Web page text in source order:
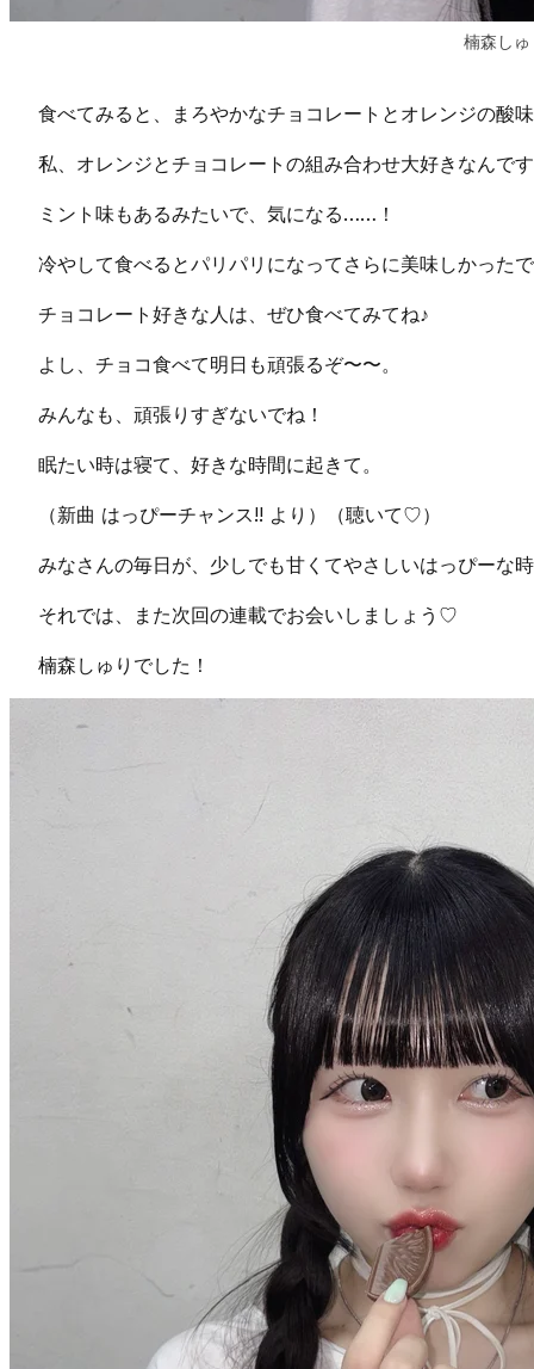
楠森しゅ
食べてみると、まろやかなチョコレートとオレンジの酸
私、オレンジとチョコレートの組み合わせ大好きなんで
ミント味もあるみたいで、気になる……！
冷やして食べるとパリパリになってさらに美味しかった
チョコレート好きな人は、ぜひ食べてみてね♪
よし、チョコ食べて明日も頑張るぞ〜〜。
みんなも、頑張りすぎないでね！
眠たい時は寝て、好きな時間に起きて。
（新曲 はっぴーチャンス!! より）（聴いて♡）
みなさんの毎日が、少しでも甘くてやさしいはっぴーな
それでは、また次回の連載でお会いしましょう♡
楠森しゅりでした！